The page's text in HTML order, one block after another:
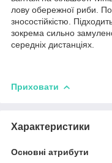
лову обережної риби.
зносостійкістю.
зокрема сильно
середніх дистанціях.
Приховати
Характеристики
Основні атрибути